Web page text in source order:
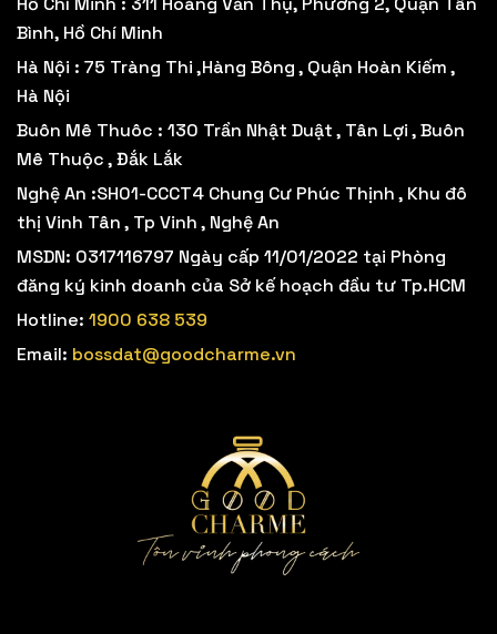
Bình, Hồ Chí Minh
Hà Nội : 75 Tràng Thi ,Hàng Bông , Quận Hoàn Kiếm ,
Hà Nội
Buôn Mê Thuôc : 130 Trần Nhật Duật , Tân Lợi , Buôn
Mê Thuộc , Đắk Lắk
Nghệ An :SH01-CCCT4 Chung Cư Phúc Thịnh , Khu đô
thị Vinh Tân , Tp Vinh , Nghệ An
MSDN: 0317116797 Ngày cấp 11/01/2022 tại Phòng
đăng ký kinh doanh của Sở kế hoạch đầu tư Tp.HCM
Hotline: 1900 638 539
Email: bossdat@goodcharme.vn